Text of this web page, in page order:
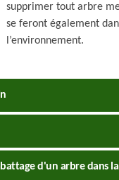
supprimer tout arbre
se feront également
l’environnement.
d'un arbre dans